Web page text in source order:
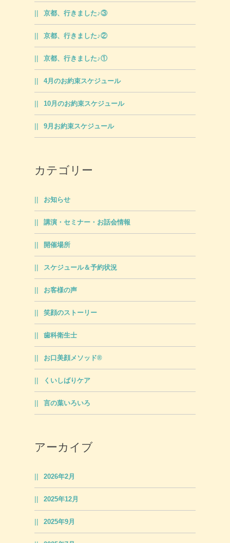
京都、行きました♪③
京都、行きました♪②
京都、行きました♪①
4月のお約束スケジュール
10月のお約束スケジュール
9月お約束スケジュール
カテゴリー
お知らせ
講演・セミナー・お話会情報
開催場所
スケジュール＆予約状況
お客様の声
笑顔のストーリー
歯科衛生士
お口美顔メソッド®
くいしばりケア
言の葉いろいろ
アーカイブ
2026年2月
2025年12月
2025年9月